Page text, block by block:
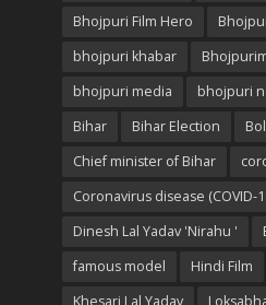
Bhojpuri Film Hero
bhojpuri khabar
bhojpuri media
bhojpuri
Bihar
Bihar Election
Chief minister of Bihar
Coronavirus disease (COVID-
Dinesh Lal Yadav 'Nirahu '
famous model
Hindi Film